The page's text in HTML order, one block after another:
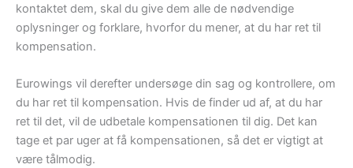
kontaktet dem, skal du give dem alle de nødvendige
oplysninger og forklare, hvorfor du mener, at du har ret til
kompensation.
Eurowings vil derefter undersøge din sag og kontrollere, om
du har ret til kompensation. Hvis de finder ud af, at du har
ret til det, vil de udbetale kompensationen til dig. Det kan
tage et par uger at få kompensationen, så det er vigtigt at
være tålmodig.